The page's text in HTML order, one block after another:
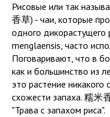
Рисовые или так
香草) - чаи, которые
одного дикорастущего
menglaensis, часто
Поговаривают, что в
как и большинство из
это растение
схожести запаха. 糯米
"Трава с запахом риса".